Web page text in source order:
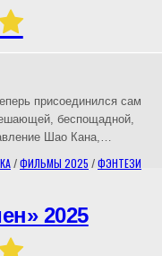
присоединился сам
беспощадной,
Шао Кана,…
/ФИЛЬМЫ 2025 /ФЭНТЕЗИ
2025